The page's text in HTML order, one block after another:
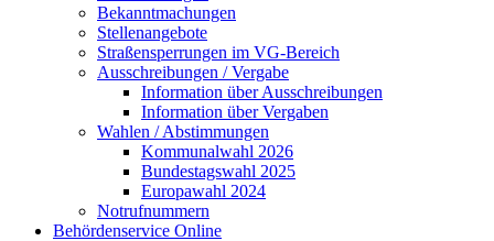
Bekanntmachungen
Stellenangebote
Straßensperrungen im VG-Bereich
Ausschreibungen / Vergabe
Information über Ausschreibungen
Information über Vergaben
Wahlen / Abstimmungen
Kommunalwahl 2026
Bundestagswahl 2025
Europawahl 2024
Notrufnummern
Behördenservice Online